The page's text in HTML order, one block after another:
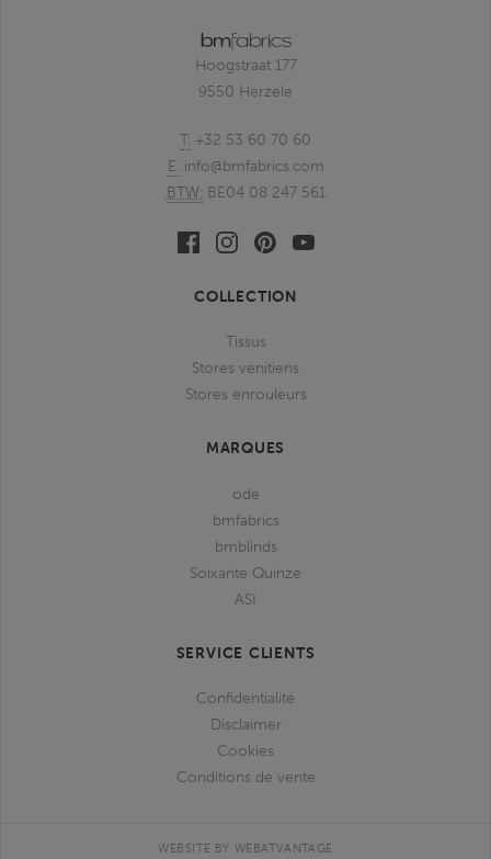
Hoogstraat 177
9550 Herzele
T: +32 53 60 70 60
E: info@bmfabrics.com
BTW: BE04 08 247 561
FacebookLinkedinPinterestYoutube
COLLECTION
Tissus
Stores vénitiens
Stores enrouleurs
MARQUES
ode
bmfabrics
bmblinds
Soixante Quinze
ASI
SERVICE CLIENTS
Confidentialité
Disclaimer
Cookies
Conditions de vente
WEBSITE BY WEBATVANTAGE